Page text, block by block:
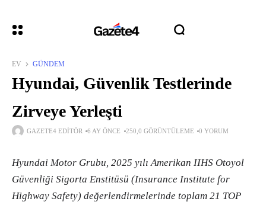
EV GÜNDEM
Hyundai, Güvenlik Testlerinde
Zirveye Yerleşti
GAZETE4 EDITÖR 6 AY ÖNCE 250,0 GÖRÜNTÜLEME 0 YORUM
Hyundai Motor Grubu, 2025 yılı Amerikan IIHS Otoyol
Güvenliği Sigorta Enstitüsü (Insurance Institute for
Highway Safety) değerlendirmelerinde toplam 21 TOP